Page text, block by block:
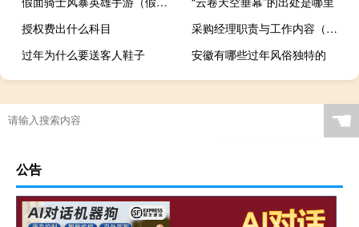
授权费出什么科目
采购经理职责与工作内容（采购经理职责）
过年为什么要送客人鞋子
安徽有哪些过年风俗独特的
☚
公告